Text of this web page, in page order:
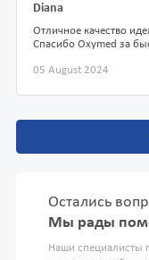
Diana
Отличное качество
Спасибо Oxymed за
05 August 2024
Остались
Мы рады
Наши специалисты